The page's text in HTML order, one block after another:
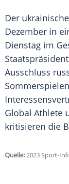
Der
Dezember in
Dienstag im
Ausschluss
Global Athlete
kritisieren die
Quelle:2023 Sport-